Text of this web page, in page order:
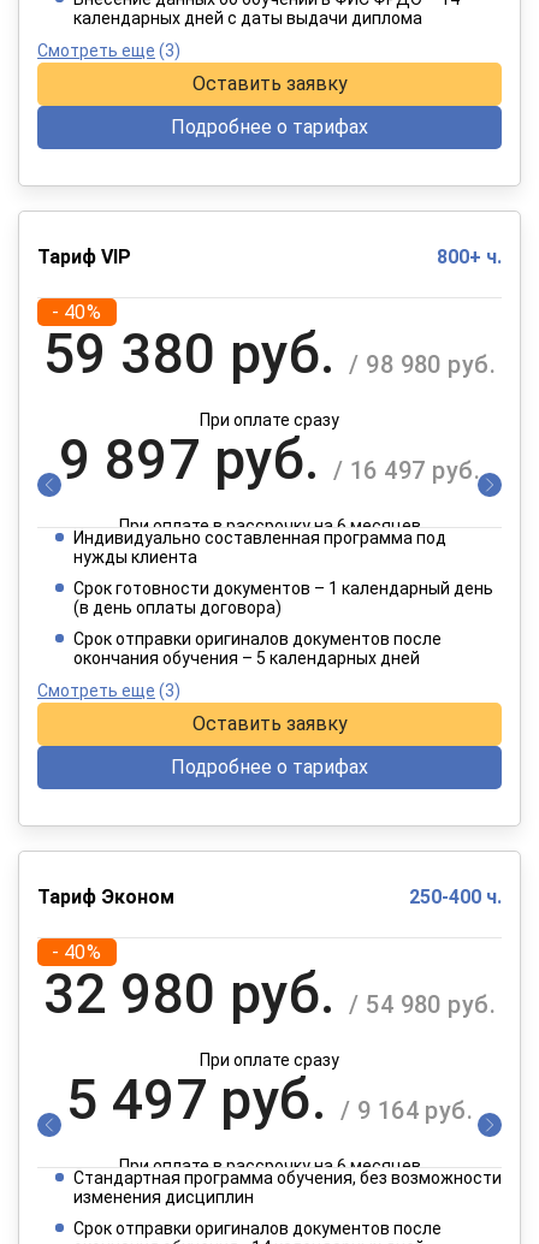
календарных дней с даты выдачи диплома
Смотреть еще (3)
Оставить заявку
Подробнее о тарифах
Тариф VIP 800+ ч.
- 40%
59 380 руб. / 98 980 руб.
При оплате сразу
9 897 руб. / 16 497 руб.
При оплате в рассрочку на 6 месяцев
4 949 руб. / 8 249 руб.
При оплате в рассрочку на 12 месяцев
Индивидуально составленная программа под
нужды клиента
Срок готовности документов – 1 календарный день
(в день оплаты договора)
Срок отправки оригиналов документов после
окончания обучения – 5 календарных дней
Смотреть еще (3)
Оставить заявку
Подробнее о тарифах
Тариф Эконом 250-400 ч.
- 40%
32 980 руб. / 54 980 руб.
При оплате сразу
5 497 руб. / 9 164 руб.
При оплате в рассрочку на 6 месяцев
2 749 руб.
Стандартная программа обучения, без возможности
изменения дисциплин
Срок отправки оригиналов документов после